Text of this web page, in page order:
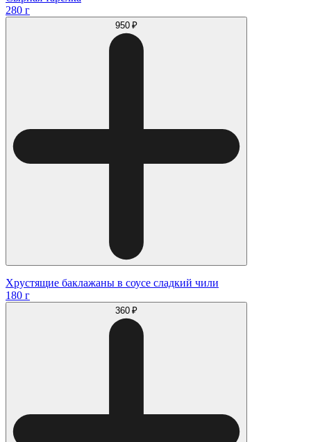
280 г
950 ₽
Хрустящие баклажаны в соусе сладкий чили
180 г
360 ₽